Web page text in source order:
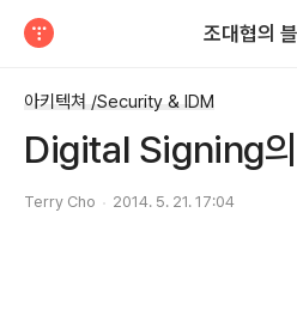
조대협의
아키텍쳐 /Security & IDM
Digital Signing
Terry Cho 2014. 5. 21. 17:04